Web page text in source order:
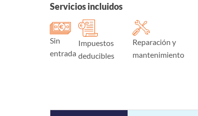
Servicios incluidos
Sin
entrada
Impuestos
deducibles
Reparación y
mantenimiento